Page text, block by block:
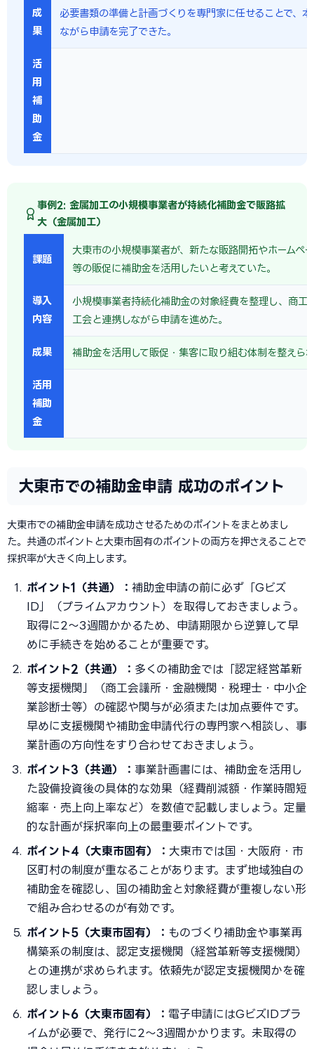
成
果
必要書類の準備と計画づくりを専門家に任せることで、
ながら申請を完了できた。
活
用
補
助
金
事例2: 金属加工の小規模事業者が持続化補助金で販路拡
大（金属加工）
課題
大東市の小規模事業者が、新たな販路開拓やホームペ
等の販促に補助金を活用したいと考えていた。
導入
内容
小規模事業者持続化補助金の対象経費を整理し、商工
工会と連携しながら申請を進めた。
成果 補助金を活用して販促・集客に取り組む体制を整えら
活用
補助
金
大東市での補助金申請 成功のポイント
大東市での補助金申請を成功させるためのポイントをまとめまし
た。共通のポイントと大東市固有のポイントの両方を押さえることで
採択率が大きく向上します。
ポイント1（共通）： 補助金申請の前に必ず「Gビズ
ID」（プライムアカウント）を取得しておきましょう。
取得に2〜3週間かかるため、申請期限から逆算して早
めに手続きを始めることが重要です。
ポイント2（共通）： 多くの補助金では「認定経営革新
等支援機関」（商工会議所・金融機関・税理士・中小企
業診断士等）の確認や関与が必須または加点要件です。
早めに支援機関や補助金申請代行の専門家へ相談し、事
業計画の方向性をすり合わせておきましょう。
ポイント3（共通）： 事業計画書には、補助金を活用し
た設備投資後の具体的な効果（経費削減額・作業時間短
縮率・売上向上率など）を数値で記載しましょう。定量
的な計画が採択率向上の最重要ポイントです。
ポイント4（大東市固有）： 大東市では国・大阪府・市
区町村の制度が重なることがあります。まず地域独自の
補助金を確認し、国の補助金と対象経費が重複しない形
で組み合わせるのが有効です。
ポイント5（大東市固有）： ものづくり補助金や事業再
構築系の制度は、認定支援機関（経営革新等支援機関）
との連携が求められます。依頼先が認定支援機関かを確
認しましょう。
ポイント6（大東市固有）： 電子申請にはGビズIDプラ
イムが必要で、発行に2〜3週間かかります。未取得の